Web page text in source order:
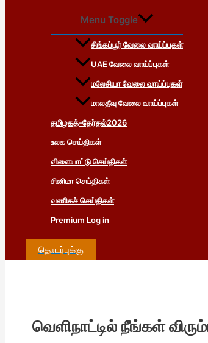
Menu Toggle
சிங்கப்பூர் வேலை வாய்ப்புகள்
UAE வேலை வாய்ப்புகள்
மலேசியா வேலை வாய்ப்புகள்
மாலதீவு வேலை வாய்ப்புகள்
தமிழகத்-தேர்தல்2026
உலக செய்திகள்
விளையாட்டு செய்திகள்
சினிமா செய்திகள்
வணிகச் செய்திகள்
Premium Log in
தொடர்புக்கு
வெளிநாட்டில் நீங்கள்